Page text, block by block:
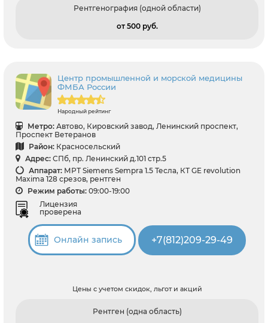
Рентгенография (одной области)
от 500 pуб.
Центр промышленной и морской медицины
ФМБА России
Народный рейтинг
Метро: Автово, Кировский завод, Ленинский проспект,
Проспект Ветеранов
Район: Красносельский
Адрес: СПб, пр. Ленинский д.101 стр.5
Аппарат: МРТ Siemens Sempra 1.5 Тесла, КТ GE revolution
Maxima 128 срезов, рентген
Режим работы: 09:00-19:00
Лицензия
проверена
Онлайн запись +7(812)209-29-49
Цены с учетом скидок, льгот и акций
Рентген (одна область)